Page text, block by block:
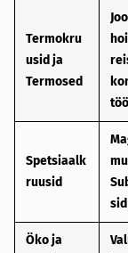
Termokru
usid ja
Termosed
Spetsiaalk
ruusid
sid
Öko ja